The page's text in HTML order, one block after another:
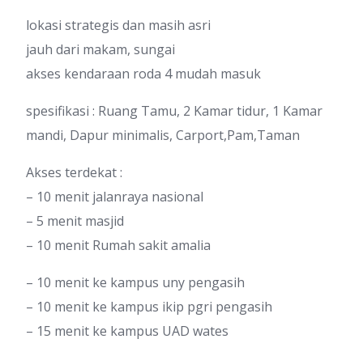
lokasi strategis dan masih asri
jauh dari makam, sungai
akses kendaraan roda 4 mudah masuk
spesifikasi : Ruang Tamu, 2 Kamar tidur, 1 Kamar
mandi, Dapur minimalis, Carport,Pam,Taman
Akses terdekat :
– 10 menit jalanraya nasional
– 5 menit masjid
– 10 menit Rumah sakit amalia
– 10 menit ke kampus uny pengasih
– 10 menit ke kampus ikip pgri pengasih
– 15 menit ke kampus UAD wates